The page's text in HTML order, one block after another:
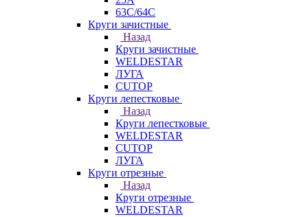
63С/64С
Круги зачистные
Назад
Круги зачистные
WELDESTAR
ЛУГА
CUTOP
Круги лепестковые
Назад
Круги лепестковые
WELDESTAR
CUTOP
ЛУГА
Круги отрезные
Назад
Круги отрезные
WELDESTAR